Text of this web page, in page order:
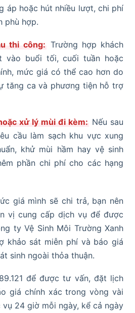
áp hoặc hút nhiều lượt, chi phí
phù hợp.
thi công: Trường hợp khách
vào buổi tối, cuối tuần hoặc
mức giá có thể cao hơn do
tăng ca và phương tiện hỗ trợ
xử lý mùi đi kèm: Nếu sau
cầu làm sạch khu vực xung
khử mùi hầm hay vệ sinh
phần chi phí cho các hạng
giá mình sẽ chi trả, bạn nên
vị cung cấp dịch vụ để được
ty Vệ Sinh Môi Trường Xanh
khảo sát miễn phí và báo giá
sinh ngoài thỏa thuận.
để được tư vấn, đặt lịch
giá chính xác trong vòng vài
24 giờ mỗi ngày, kể cả ngày